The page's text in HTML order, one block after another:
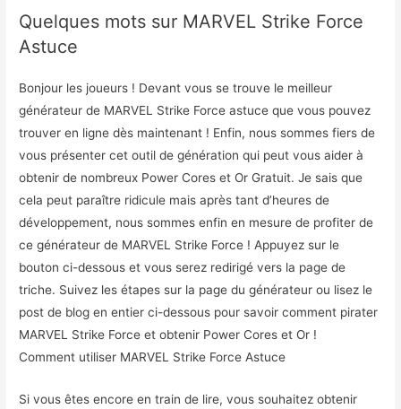
Quelques mots sur MARVEL Strike Force
Astuce
Bonjour les joueurs ! Devant vous se trouve le meilleur
générateur de MARVEL Strike Force astuce que vous pouvez
trouver en ligne dès maintenant ! Enfin, nous sommes fiers de
vous présenter cet outil de génération qui peut vous aider à
obtenir de nombreux Power Cores et Or Gratuit. Je sais que
cela peut paraître ridicule mais après tant d’heures de
développement, nous sommes enfin en mesure de profiter de
ce générateur de MARVEL Strike Force ! Appuyez sur le
bouton ci-dessous et vous serez redirigé vers la page de
triche. Suivez les étapes sur la page du générateur ou lisez le
post de blog en entier ci-dessous pour savoir comment pirater
MARVEL Strike Force et obtenir Power Cores et Or !
Comment utiliser MARVEL Strike Force Astuce
Si vous êtes encore en train de lire, vous souhaitez obtenir